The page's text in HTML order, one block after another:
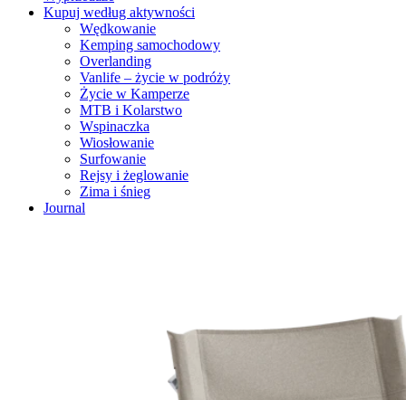
Kupuj według aktywności
Wędkowanie
Kemping samochodowy
Overlanding
Vanlife – życie w podróży
Życie w Kamperze
MTB i Kolarstwo
Wspinaczka
Wiosłowanie
Surfowanie
Rejsy i żeglowanie
Zima i śnieg
Journal